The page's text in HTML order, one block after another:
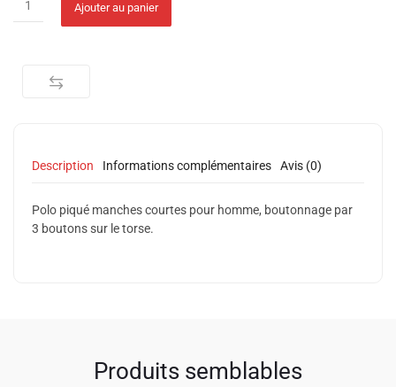
Ajouter au panier
Description Informations complémentaires Avis (0)
Polo piqué manches courtes pour homme, boutonnage par
3 boutons sur le torse.
Produits semblables